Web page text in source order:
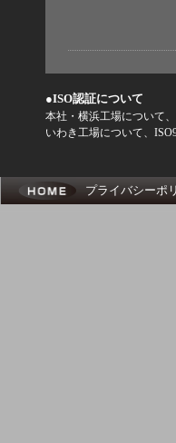
●ISO認証について
本社・横浜工場について
いわき工場について、
プライバシーポ